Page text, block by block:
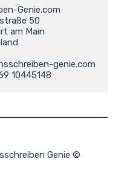
Genie.com
50
am Main
genie.com
10445148
Genie ©